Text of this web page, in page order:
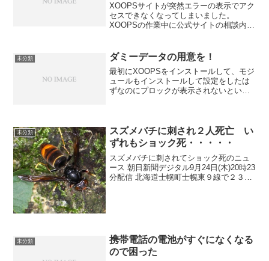
XOOPSサイトが突然エラーの表示でアク
セスできなくなってしまいました。
XOOPSの作業中に公式サイトの相談内容
————————————————–This
page cannot be displa...
未分類 ダミーデータの用意を！
最初にXOOPSをインストールして、モジ
ュールもインストールして設定をしたは
ずなのにプロックが表示されないという
着リンクや最新ニュ...
未分類
スズメバチに刺され２人死亡 い
ずれもショック死・・・・・
スズメバチに刺されてショック死のニュ
ース 朝日新聞デジタル9月24日(木)20時23
分配信 北海道士幌町士幌東９線で２３日
未分類
携帯電話の電池がすぐになくなる
ので困った